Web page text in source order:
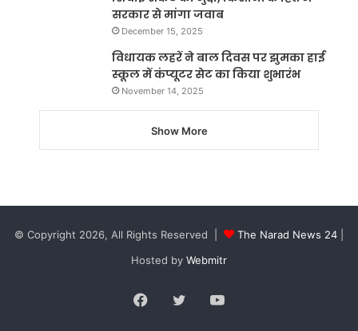
सरकार से मांगा जवाब
December 15, 2025
विधायक लहरें ने बाल दिवस पर झुमका हाई
स्कूल में कंप्यूटर सेट का किया शुभारंभ
November 14, 2025
Show More
© Copyright 2026, All Rights Reserved | The Narad News 24
Hosted by Webmitr
Facebook
TwitterYouTube